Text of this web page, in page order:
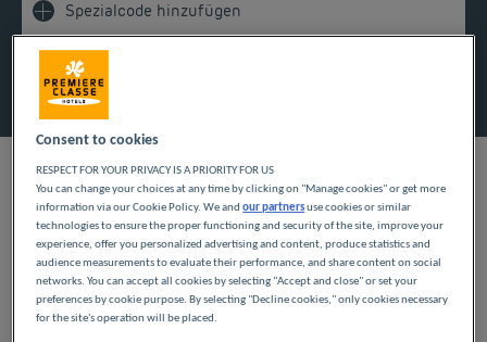
Spezialcode hinzufügen
UNSERE HOTELS IN
LOMME ZU GÜNSTIGEN
PREISEN
Consent to cookies
RESPECT FOR YOUR PRIVACY IS A PRIORITY FOR US
You can change your choices at any time by clicking on "Manage cookies" or get more
information via our Cookie Policy. We andour partnersuse cookies or similar
technologies to ensure the proper functioning and security of the site, improve your
experience, offer you personalized advertising and content, produce statistics and
audience measurements to evaluate their performance, and share content on social
networks. You can accept all cookies by selecting "Accept and close" or set your
preferences by cookie purpose. By selecting "Decline cookies," only cookies necessary
for the site's operation will be placed.